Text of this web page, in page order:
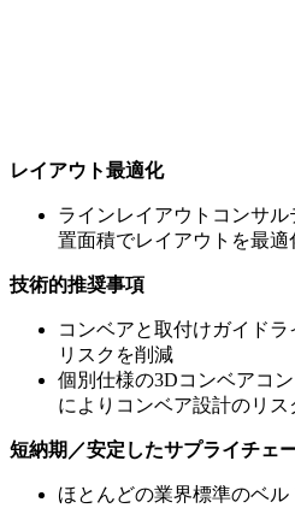
レイアウト最適化
ラインレイアウトコンサ
置面積でレイアウトを最適
技術的推奨事項
コンベアと取付けガイド
リスクを削減
個別仕様の3Dコンベアコ
によりコンベア設計のリ
短納期／安定したサプライチェ
ほとんどの業界標準のベ